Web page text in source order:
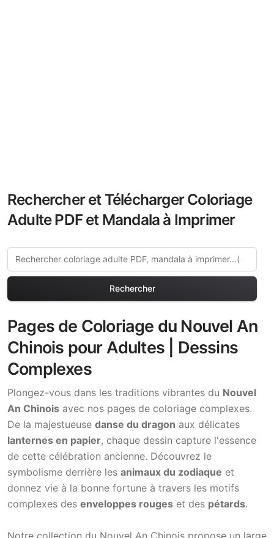
Rechercher et Télécharger Coloriage
Adulte PDF et Mandala à Imprimer
Rechercher
Pages de Coloriage du Nouvel An
Chinois pour Adultes | Dessins
Complexes
Plongez-vous dans les traditions vibrantes du Nouvel
An Chinois avec nos pages de coloriage complexes.
De la majestueuse danse du dragon aux délicates
lanternes en papier, chaque dessin capture l'essence
de cette célébration ancienne. Découvrez le
symbolisme derrière les animaux du zodiaque et
donnez vie à la bonne fortune à travers les motifs
complexes des enveloppes rouges et des pétards.
Notre collection du Nouvel An Chinois propose un large